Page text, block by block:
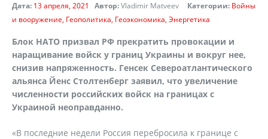
Дата: 13 апреля, 2021 Автор:Vladimir Matveev Категории: Войны
и вооружение Геополитика Геоэкономика Энергетика
Блок НАТО призвал РФ прекратить провокации и
наращивание войск у границ Украины и вокруг нее,
снизив напряженность. Генсек Североатлантического
альянса Йенс Столтенберг заявил, что увеличение
численности российских войск на границах с
Украиной неоправданно.
«В последние недели Россия перебросила к границе с